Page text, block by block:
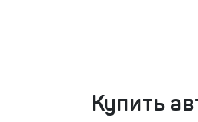
Купить